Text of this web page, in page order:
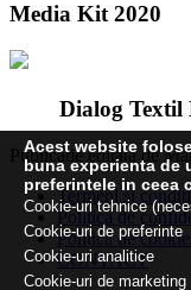
Media Kit 2020
Dialog Textil
Publicatie editata de
Termeni și
Politica de
Politica de
CONTACT
Acest website
buna experienta de
preferintele in ceea
Cookie-uri tehnice
Cookie-uri de preferinte
Cookie-uri analitice
Cookie-uri de marketing